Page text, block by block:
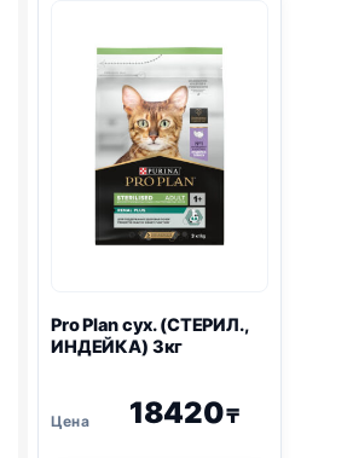
Pro Planсух. (СТЕРИЛ.,
ИНДЕЙКА) 3кг
18420₸